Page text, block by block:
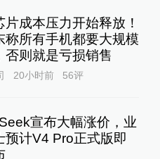
片成本压力开始释放！
称所有手机都要大规模
否则就是亏损销售
20小时前 56评
宣布大幅涨价，业
预计V4 Pro正式版即